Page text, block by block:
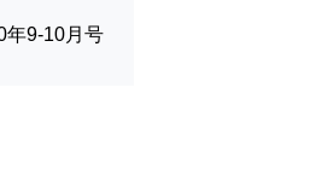
年9-10月号